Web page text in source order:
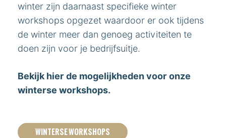
winter zijn daarnaast specifieke winter
workshops opgezet waardoor er ook tijdens
de winter meer dan genoeg activiteiten te
doen zijn voor je bedrijfsuitje.
Bekijk hier de mogelijkheden voor onze
winterse workshops.
WINTERSE WORKSHOPS